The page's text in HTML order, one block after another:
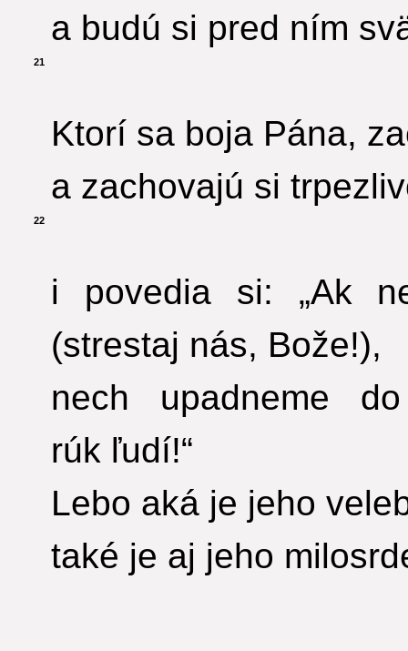
a budú si pred ním
21
Ktorí sa boja Pána,
a zachovajú si
22
i povedia si: „Ak
(strestaj nás, Bože!),
nech upadneme
rúk ľudí!“
Lebo aká je jeho
také je aj jeho